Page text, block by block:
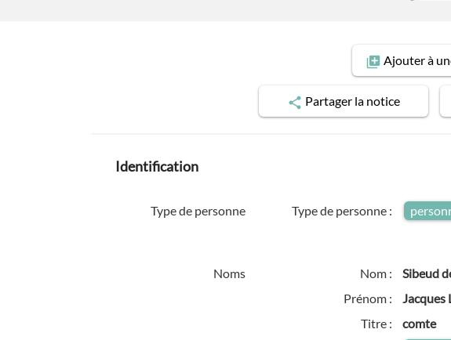
Ajouterà
Partagerla notice
Identification
Type de personne Type de personne :
Noms Nom :
Sibeud
Prénom :
Jacques
Titre :
comte